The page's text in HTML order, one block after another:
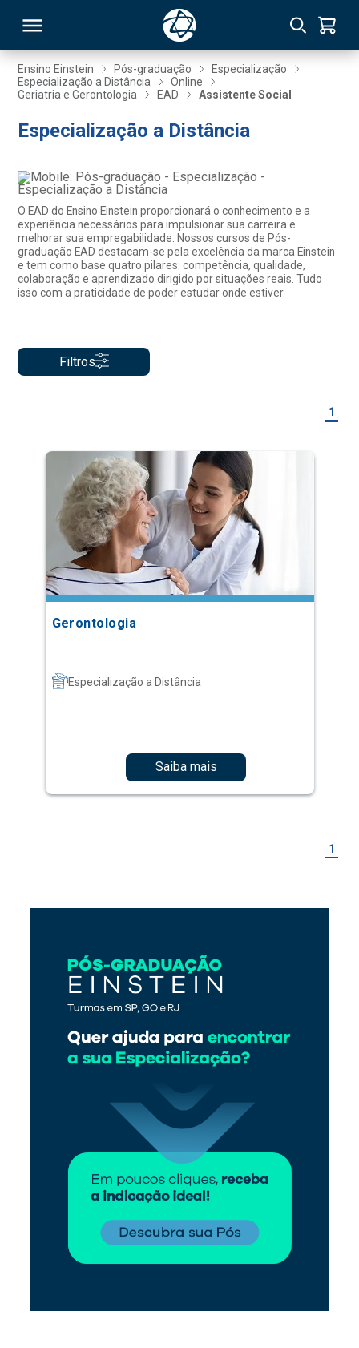
Ensino Einstein Pós-graduação
Especialização
Especialização a Distância
Online
Geriatria e Gerontologia
EAD Assistente Social
Especialização a Distância
O EAD do Ensino Einstein proporcionará o conhecimento e a
experiência necessários para impulsionar sua carreira e
melhorar sua empregabilidade. Nossos cursos de Pós-
graduação EAD destacam-se pela excelência da marca Einstein
e tem como base quatro pilares: competência, qualidade,
colaboração e aprendizado dirigido por situações reais. Tudo
isso com a praticidade de poder estudar onde estiver.
Filtros
1
Gerontologia
Especialização a Distância
Saiba mais
1